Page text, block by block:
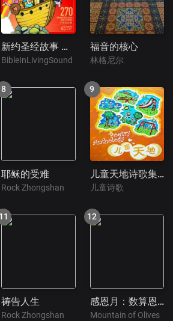
新约圣经故事 （一）
BibleInLivingSound
福音的核心
林格尼尔
耶稣的受难
Rock Zhongshan
儿童天地诗歌集（1）
儿童诗歌
祷告人生
Rock Zhongshan
感恩月：数算恩典
Mountain of Olives